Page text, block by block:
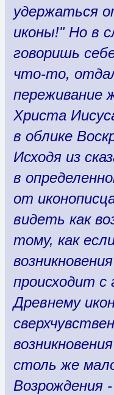
удержаться
иконы!" Но в
говоришь
что-то,
переживание
Христа
в облике
Исходя из
в
от
видеть как
тому, как
происходит с
Древнему
столь же
Возрождения